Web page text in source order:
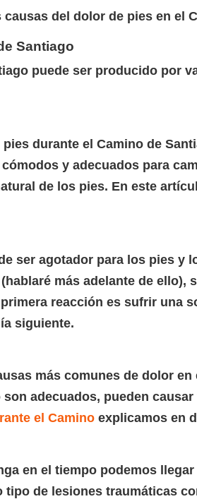
del dolor de pies en el
Santiago
puede ser producido por
durante el Camino de
y adecuados para
de los pies. En este
ser agotador para los pies y
más adelante de ello),
reacción es sufrir una
siguiente.
más comunes de dolor
adecuados, pueden
el Camino explicamos en
en el tiempo podemos
de lesiones traumáticas